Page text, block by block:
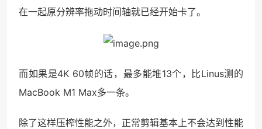
在一起原分辨率拖动时间轴就已经开始卡了。
而如果是4K 60帧的话，最多能堆13个，比Linus测的
MacBook M1 Max多一条。
除了这样压榨性能之外，正常剪辑基本上不会达到性能